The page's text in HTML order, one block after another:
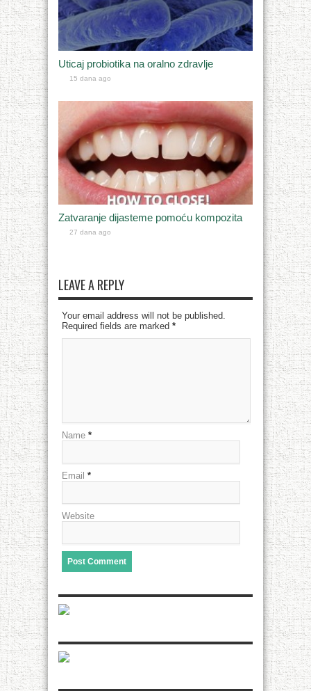
Uticaj probiotika na oralno zdravlje
15 dana ago
Zatvaranje dijasteme pomoću kompozita
27 dana ago
LEAVE A REPLY
Your email address will not be published.
Required fields are marked *
Name *
Email *
Website